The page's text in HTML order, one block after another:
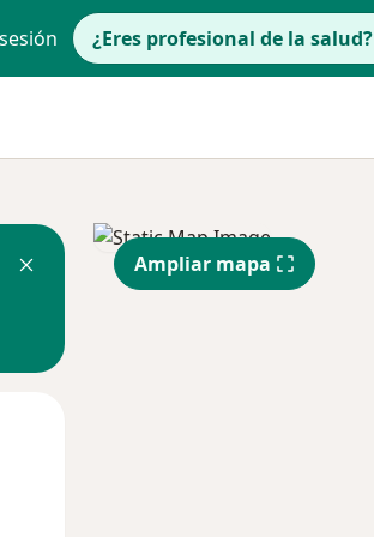
¿Eres profesional de la salud?
Ampliar mapa